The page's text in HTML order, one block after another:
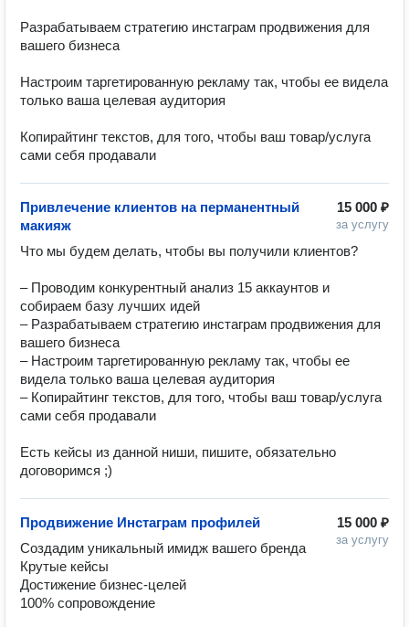
Разрабатываем стратегию инстаграм продвижения для
вашего бизнеса
Настроим таргетированную рекламу так, чтобы ее видела
только ваша целевая аудитория
Копирайтинг текстов, для того, чтобы ваш товар/услуга
сами себя продавали
15 000 ₽
за услугу
Привлечение клиентов на перманентный
макияж
Что мы будем делать, чтобы вы получили клиентов?
– Проводим конкурентный анализ 15 аккаунтов и
собираем базу лучших идей
– Разрабатываем стратегию инстаграм продвижения для
вашего бизнеса
– Настроим таргетированную рекламу так, чтобы ее
видела только ваша целевая аудитория
– Копирайтинг текстов, для того, чтобы ваш товар/услуга
сами себя продавали
Есть кейсы из данной ниши, пишите, обязательно
договоримся ;)
15 000 ₽
за услугу
Продвижение Инстаграм профилей
Создадим уникальный имидж вашего бренда
Крутые кейсы
Достижение бизнес-целей
100% сопровождение